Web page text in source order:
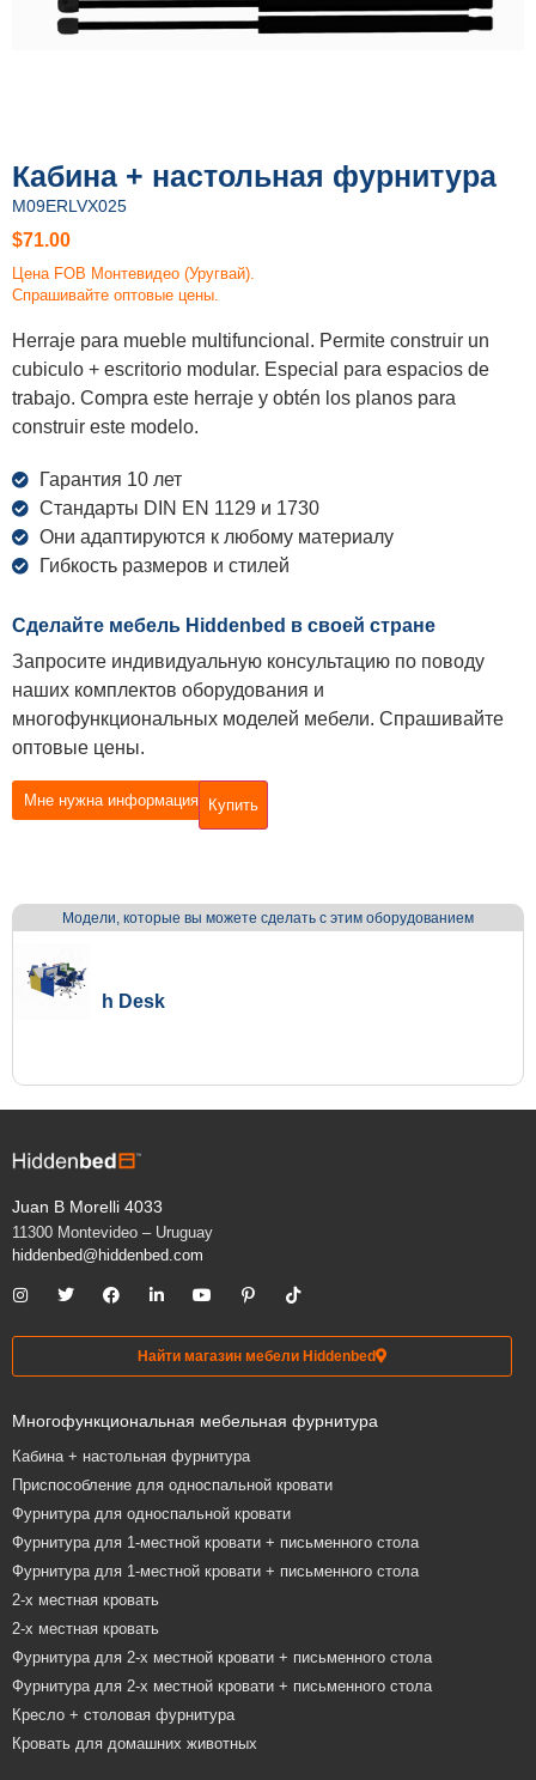
Кабина + настольная фурнитура
M09ERLVX025
$71.00
Цена FOB Монтевидео (Уругвай).
Спрашивайте оптовые цены.
Herraje para mueble multifuncional. Permite construir un
cubiculo + escritorio modular. Especial para espacios de
trabajo. Compra este herraje y obtén los planos para
construir este modelo.
Гарантия 10 лет
Стандарты DIN EN 1129 и 1730
Они адаптируются к любому материалу
Гибкость размеров и стилей
Сделайте мебель Hiddenbed в своей стране
Запросите индивидуальную консультацию по поводу
наших комплектов оборудования и
многофункциональных моделей мебели. Спрашивайте
оптовые цены.
Мне нужна информация Купить
Модели, которые вы можете сделать с этим оборудованием
h Desk
Juan B Morelli 4033
11300 Montevideo – Uruguay
hiddenbed@hiddenbed.com
Найти магазин мебели Hiddenbed
Многофункциональная мебельная фурнитура
Кабина + настольная фурнитура
Приспособление для односпальной кровати
Фурнитура для односпальной кровати
Фурнитура для 1-местной кровати + письменного стола
Фурнитура для 1-местной кровати + письменного стола
2-х местная кровать
2-х местная кровать
Фурнитура для 2-х местной кровати + письменного стола
Фурнитура для 2-х местной кровати + письменного стола
Кресло + столовая фурнитура
Кровать для домашних животных